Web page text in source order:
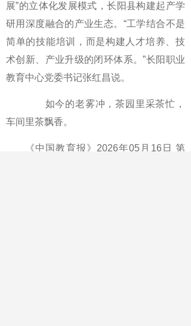
展”的立体化发展模式，长阳县构建起产学
研用深度融合的产业生态。“工学结合不是
简单的技能培训，而是构建人才培养、技
术创新、产业升级的闭环体系。”长阳职业
教育中心党委书记张红昌说。
如今的老雾冲，茶园里采茶忙，
车间里茶飘香。
《中国教育报》2026年05月16日 第